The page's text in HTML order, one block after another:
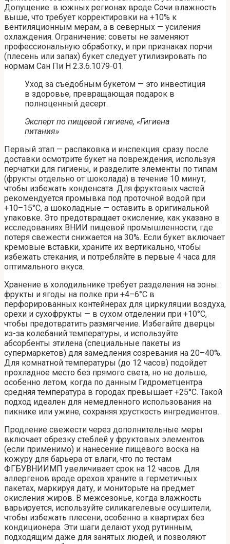
Допущение: в южных регионах вроде Сочи влажность
выше, что требует корректировки на +10% к
вентиляционным мерам, а в северных — усиления
охлаждения. Ограничение: советы не заменяют
профессиональную обработку, и при признаках порчи
(плесень или запах) букет следует утилизировать по
нормам Сан Пи Н 2.3.6.1079-01.
Уход за съедобным букетом — это инвестиция
в здоровье, превращающая подарок в
полноценный десерт.
Эксперт по пищевой гигиене, «Гигиена
питания»
Первый этап — распаковка и инспекция: сразу после
доставки осмотрите букет на повреждения, используя
перчатки для гигиены, и разделите элементы по типам
(фрукты отдельно от шоколада) в течение 10 минут,
чтобы избежать конденсата. Для фруктовых частей
рекомендуется промывка под проточной водой при
+10–15°C, а шоколадные — оставить в оригинальной
упаковке. Это предотвращает окисление, как указано в
исследованиях ВНИИ пищевой промышленности, где
потеря свежести снижается на 30%. Если букет включает
кремовые вставки, храните их вертикально, чтобы
избежать стекания, и потребляйте в первые 4 часа для
оптимального вкуса.
Хранение в холодильнике требует разделения на зоны:
фрукты и ягоды на полке при +4–6°C в
перфорированных контейнерах для циркуляции воздуха,
орехи и сухофрукты — в сухом отделении при +10°C,
чтобы предотвратить размягчение. Избегайте дверцы
из-за колебаний температуры, и используйте
абсорбенты этилена (специальные пакеты из
супермаркетов) для замедления созревания на 20–40%.
Для комнатной температуры (до 12 часов) подойдет
прохладное место без прямого света, но не дольше,
особенно летом, когда по данным Гидрометцентра
средняя температура в городах превышает +25°C. Такой
подход идеален для немедленного использования на
пикнике или ужине, сохраняя хрусткость ингредиентов.
Продление свежести через дополнительные меры
включает обрезку стеблей у фруктовых элементов
(если применимо) и нанесение пищевого воска на
кожуру для барьера от влаги, что по тестам
ФГБУВНИИМП увеличивает срок на 12 часов. Для
аллергенов вроде орехов храните в герметичных
пакетах, маркируя дату, и мониторьте на предмет
окисления жиров. В межсезонье, когда влажность
варьируется, используйте силикагелевые осушители,
чтобы избежать плесени, особенно в квартирах без
кондиционера. Эти шаги делают уход рутинным,
подходящим даже для занятых людей, и позволяют